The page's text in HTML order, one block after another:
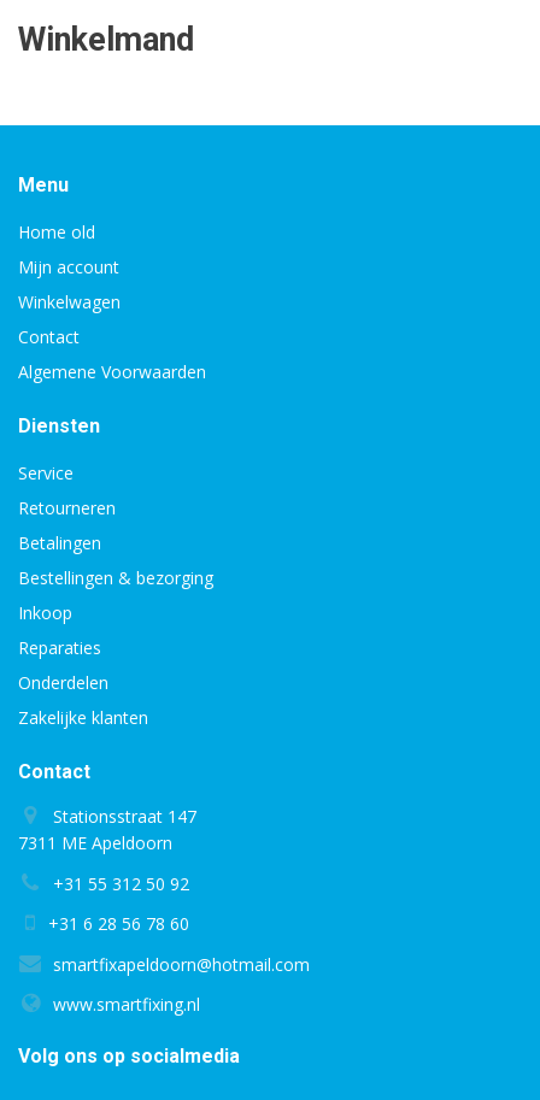
Winkelmand
Menu
Home old
Mijn account
Winkelwagen
Contact
Algemene Voorwaarden
Diensten
Service
Retourneren
Betalingen
Bestellingen & bezorging
Inkoop
Reparaties
Onderdelen
Zakelijke klanten
Contact
Stationsstraat 147
7311 ME Apeldoorn
+31 55 312 50 92
+31 6 28 56 78 60
smartfixapeldoorn@hotmail.com
www.smartfixing.nl
Volg ons op socialmedia